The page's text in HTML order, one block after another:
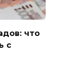
что
с